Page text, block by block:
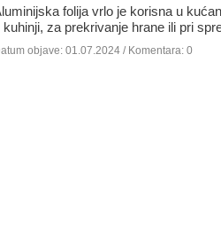
folija vrlo je korisna u
kuhinji, za prekrivanje hrane ili pri
objave: 01.07.2024 / Komentara: 0